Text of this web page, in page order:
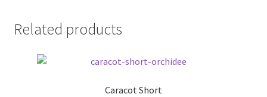
Related products
Caracot Short